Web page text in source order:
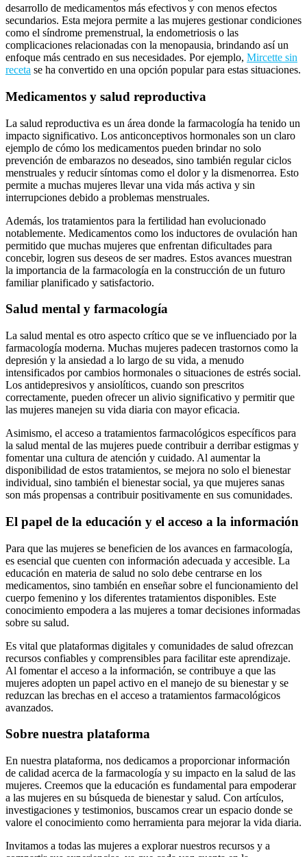
desarrollo de medicamentos más efectivos y con menos efectos
secundarios. Esta mejora permite a las mujeres gestionar condiciones
como el síndrome premenstrual, la endometriosis o las
complicaciones relacionadas con la menopausia, brindando así un
enfoque más centrado en sus necesidades. Por ejemplo, Mircette sin
receta se ha convertido en una opción popular para estas situaciones.
Medicamentos y salud reproductiva
La salud reproductiva es un área donde la farmacología ha tenido un
impacto significativo. Los anticonceptivos hormonales son un claro
ejemplo de cómo los medicamentos pueden brindar no solo
prevención de embarazos no deseados, sino también regular ciclos
menstruales y reducir síntomas como el dolor y la dismenorrea. Esto
permite a muchas mujeres llevar una vida más activa y sin
interrupciones debido a problemas menstruales.
Además, los tratamientos para la fertilidad han evolucionado
notablemente. Medicamentos como los inductores de ovulación han
permitido que muchas mujeres que enfrentan dificultades para
concebir, logren sus deseos de ser madres. Estos avances muestran
la importancia de la farmacología en la construcción de un futuro
familiar planificado y satisfactorio.
Salud mental y farmacología
La salud mental es otro aspecto crítico que se ve influenciado por la
farmacología moderna. Muchas mujeres padecen trastornos como la
depresión y la ansiedad a lo largo de su vida, a menudo
intensificados por cambios hormonales o situaciones de estrés social.
Los antidepresivos y ansiolíticos, cuando son prescritos
correctamente, pueden ofrecer un alivio significativo y permitir que
las mujeres manejen su vida diaria con mayor eficacia.
Asimismo, el acceso a tratamientos farmacológicos específicos para
la salud mental de las mujeres puede contribuir a derribar estigmas y
fomentar una cultura de atención y cuidado. Al aumentar la
disponibilidad de estos tratamientos, se mejora no solo el bienestar
individual, sino también el bienestar social, ya que mujeres sanas
son más propensas a contribuir positivamente en sus comunidades.
El papel de la educación y el acceso a la información
Para que las mujeres se beneficien de los avances en farmacología,
es esencial que cuenten con información adecuada y accesible. La
educación en materia de salud no solo debe centrarse en los
medicamentos, sino también en enseñar sobre el funcionamiento del
cuerpo femenino y los diferentes tratamientos disponibles. Este
conocimiento empodera a las mujeres a tomar decisiones informadas
sobre su salud.
Es vital que plataformas digitales y comunidades de salud ofrezcan
recursos confiables y comprensibles para facilitar este aprendizaje.
Al fomentar el acceso a la información, se contribuye a que las
mujeres adopten un papel activo en el manejo de su bienestar y se
reduzcan las brechas en el acceso a tratamientos farmacológicos
avanzados.
Sobre nuestra plataforma
En nuestra plataforma, nos dedicamos a proporcionar información
de calidad acerca de la farmacología y su impacto en la salud de las
mujeres. Creemos que la educación es fundamental para empoderar
a las mujeres en su búsqueda de bienestar y salud. Con artículos,
investigaciones y testimonios, buscamos crear un espacio donde se
valore el conocimiento como herramienta para mejorar la vida diaria.
Invitamos a todas las mujeres a explorar nuestros recursos y a